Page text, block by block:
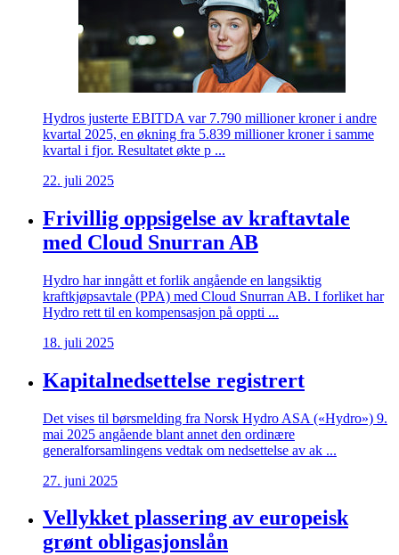
Hydros justerte EBITDA var 7.790 millioner kroner i andre
kvartal 2025, en økning fra 5.839 millioner kroner i samme
kvartal i fjor. Resultatet økte p ...
22. juli 2025
Frivillig oppsigelse av kraftavtale
med Cloud Snurran AB
Hydro har inngått et forlik angående en langsiktig
kraftkjøpsavtale (PPA) med Cloud Snurran AB. I forliket har
Hydro rett til en kompensasjon på oppti ...
18. juli 2025
Kapitalnedsettelse registrert
Det vises til børsmelding fra Norsk Hydro ASA («Hydro») 9.
mai 2025 angående blant annet den ordinære
generalforsamlingens vedtak om nedsettelse av ak ...
27. juni 2025
Vellykket plassering av europeisk
grønt obligasjonslån